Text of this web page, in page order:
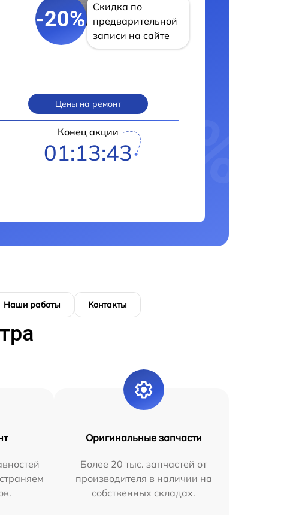
-20%
Скидка по
предварительной
записи на сайте
Цены на ремонт
Конец акции
01:13:42
Наши работы Контакты
Оригинальные запчасти
Более 20 тыс. запчастей от
производителя в наличии на
собственных складах.